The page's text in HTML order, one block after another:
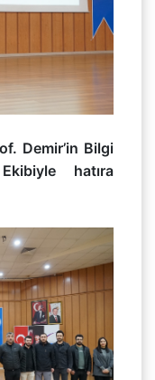
Demir’in Bilgi
hatıra